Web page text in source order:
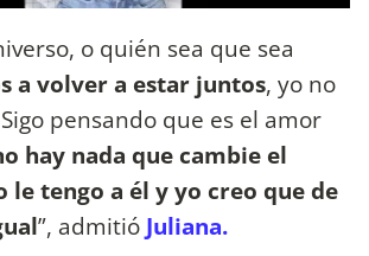
o quién sea que sea
a volver a estar juntos, yo no
pensando que es el amor
hay nada que cambie el
le tengo a él y yo creo que de
”, admitió Juliana.